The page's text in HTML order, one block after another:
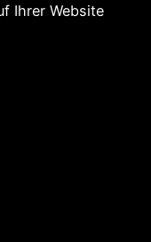
Ihrer Website